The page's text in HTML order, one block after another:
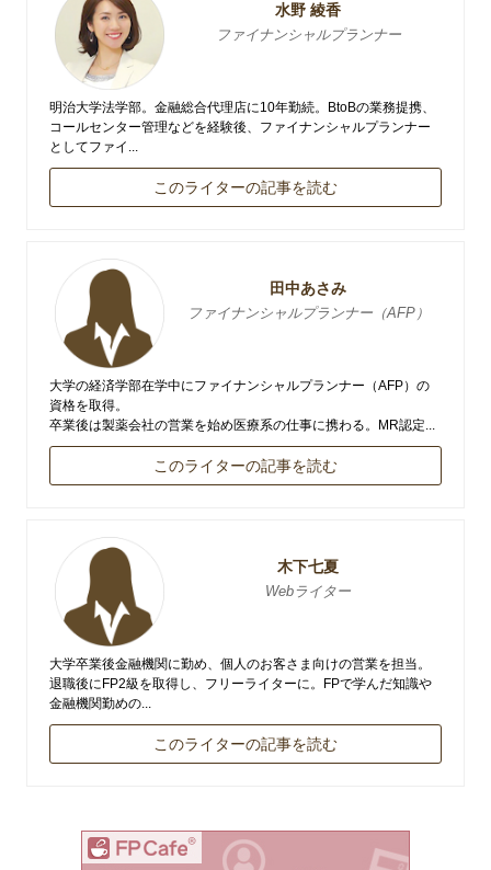
水野 綾香
ファイナンシャルプランナー
明治大学法学部。金融総合代理店に10年勤続。BtoBの業務提携、
コールセンター管理などを経験後、ファイナンシャルプランナー
としてファイ...
このライターの記事を読む
田中あさみ
ファイナンシャルプランナー（AFP）
大学の経済学部在学中にファイナンシャルプランナー（AFP）の
資格を取得。
卒業後は製薬会社の営業を始め医療系の仕事に携わる。MR認定...
このライターの記事を読む
木下七夏
Webライター
大学卒業後金融機関に勤め、個人のお客さま向けの営業を担当。
退職後にFP2級を取得し、フリーライターに。FPで学んだ知識や
金融機関勤めの...
このライターの記事を読む